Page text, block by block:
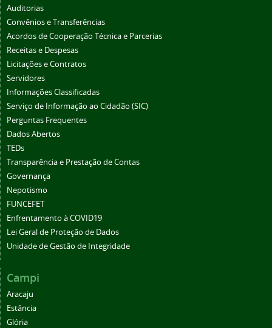
Auditorias
Convênios e Transferências
Acordos de Cooperação Técnica e Parcerias
Receitas e Despesas
Licitações e Contratos
Servidores
Informações Classificadas
Serviço de Informação ao Cidadão (SIC)
Perguntas Frequentes
Dados Abertos
TEDs
Transparência e Prestação de Contas
Governança
Nepotismo
FUNCEFET
Enfrentamento à COVID19
Lei Geral de Proteção de Dados
Unidade de Gestão de Integridade
Campi
Aracaju
Estância
Glória